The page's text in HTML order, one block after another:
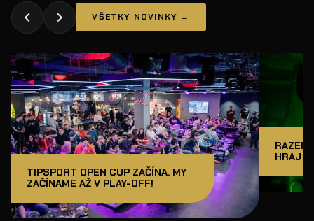
VŠETKY NOVINKY →
TIPSPORT OPEN CUP ZAČÍNA. MY
ZAČÍNAME AŽ V PLAY-OFF!
RAZER
HRAJ